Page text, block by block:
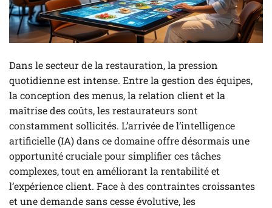
Dans le secteur de la restauration, la pression
quotidienne est intense. Entre la gestion des équipes,
la conception des menus, la relation client et la
maîtrise des coûts, les restaurateurs sont
constamment sollicités. L’arrivée de l’intelligence
artificielle (IA) dans ce domaine offre désormais une
opportunité cruciale pour simplifier ces tâches
complexes, tout en améliorant la rentabilité et
l’expérience client. Face à des contraintes croissantes
et une demande sans cesse évolutive, les